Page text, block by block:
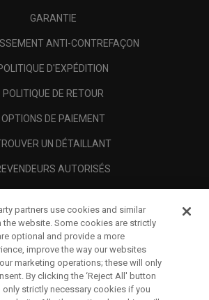
GARANTIE
ANTI-CONTREFAÇON
D'EXPÉDITION
POLITIQUE DE RETOUR
OPTIONS DE PAIEMENT
UN DÉTAILLANT
AUTORISÉS
A PROPOS
LÉGALES
partners use cookies and similar
website. Some cookies are strictly
optional and provide a more
improve the way our websites
marketing operations; these will only
By clicking the ‘Reject All' button
only strictly necessary cookies if you